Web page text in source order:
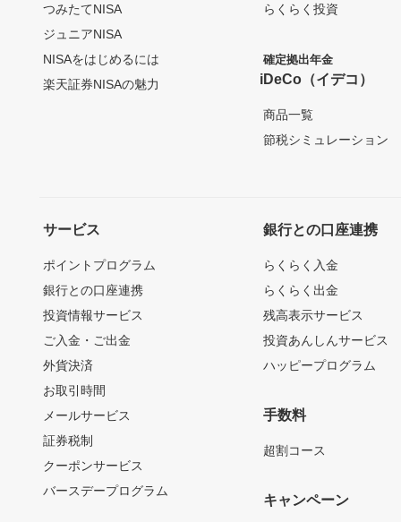
つみたてNISA
ジュニアNISA
NISAをはじめるには
楽天証券NISAの魅力
らくらく投資
確定拠出年金
iDeCo（イデコ）
商品一覧
節税シミュレーション
サービス
ポイントプログラム
銀行との口座連携
投資情報サービス
ご入金・ご出金
外貨決済
お取引時間
メールサービス
証券税制
クーポンサービス
バースデープログラム
銀行との口座連携
らくらく入金
らくらく出金
残高表示サービス
投資あんしんサービス
ハッピープログラム
手数料
超割コース
キャンペーン